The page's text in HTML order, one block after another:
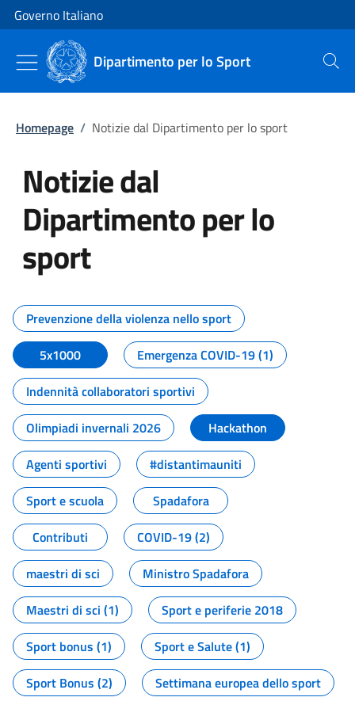
Vai al contenuto
Vai alla navigazione del sito
Governo Italiano
Dipartimento per lo Sport Cerca
Homepage / Notizie dal Dipartimento per lo sport
Notizie dal
Dipartimento per lo
sport
Tutti i contenuti della pagina
Prevenzione della violenza nello sport
5x1000
Emergenza COVID-19 (1)
Indennità collaboratori sportivi
Olimpiadi invernali 2026
Hackathon
Agenti sportivi
#distantimauniti
Sport e scuola
Spadafora
Contributi
COVID-19 (2)
maestri di sci
Ministro Spadafora
Maestri di sci (1)
Sport e periferie 2018
Sport bonus (1)
Sport e Salute (1)
Sport Bonus (2)
Settimana europea dello sport